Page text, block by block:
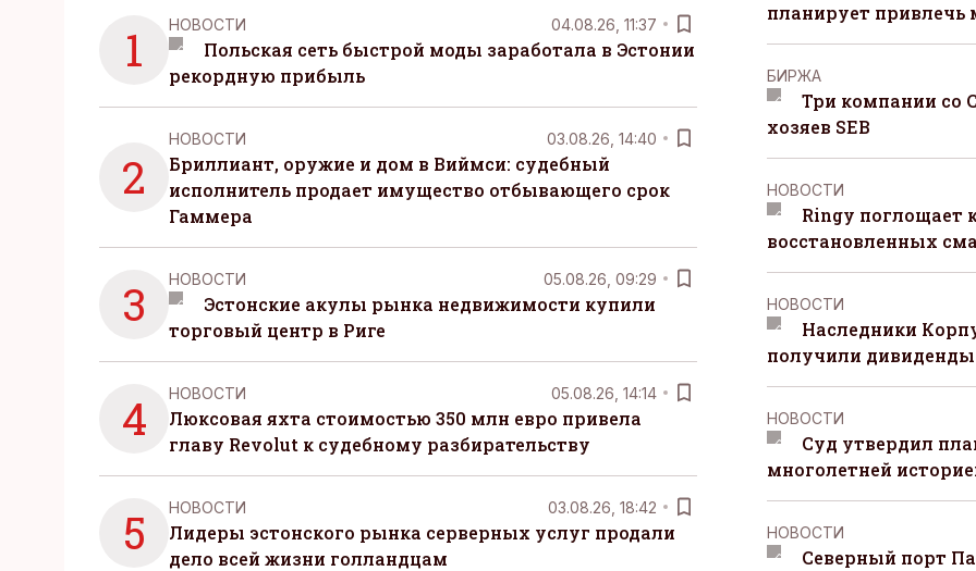
1 НОВОСТИ 04.08.26, 11:37
Польская сеть быстрой моды заработала в Эстонии
рекордную прибыль
2
НОВОСТИ 03.08.26, 14:40
Бриллиант, оружие и дом в Виймси: судебный
исполнитель продает имущество отбывающего срок
Гаммера
3 НОВОСТИ 05.08.26, 09:29
Эстонские акулы рынка недвижимости купили
торговый центр в Риге
4 НОВОСТИ 05.08.26, 14:14
Люксовая яхта стоимостью 350 млн евро привела
главу Revolut к судебному разбирательству
5 НОВОСТИ 03.08.26, 18:42
Лидеры эстонского рынка серверных услуг продали
дело всей жизни голландцам
планирует
БИРЖА
Три компании со
хозяев SEB
НОВОСТИ
Ringy поглощает
восстановленных
НОВОСТИ
Наследники
получили
НОВОСТИ
Суд утвердил
многолетней
НОВОСТИ
Северный порт